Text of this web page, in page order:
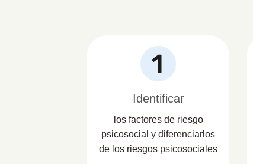
Identificar
los factores de riesgo
psicosocial y diferenciarlos
de los riesgos psicosociales